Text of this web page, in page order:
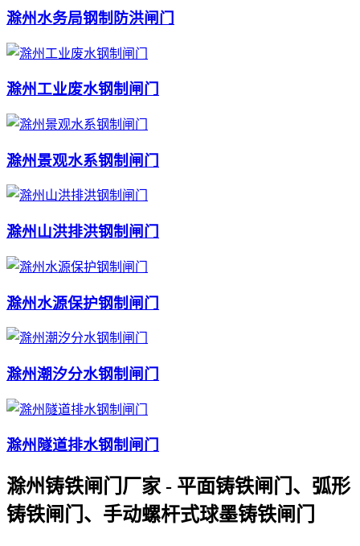
滁州水务局钢制防洪闸门
滁州工业废水钢制闸门
滁州景观水系钢制闸门
滁州山洪排洪钢制闸门
滁州水源保护钢制闸门
滁州潮汐分水钢制闸门
滁州隧道排水钢制闸门
滁州铸铁闸门厂家 - 平面铸铁闸门、弧形
铸铁闸门、手动螺杆式球墨铸铁闸门